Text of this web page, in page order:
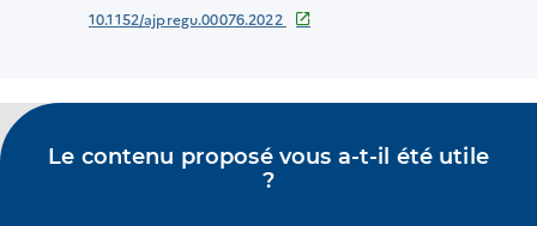
10.1152/ajpregu.00076.2022
Le contenu proposé vous a-t-il été utile
?